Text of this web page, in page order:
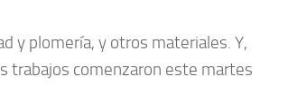
y plomería, y otros materiales. Y,
trabajos comenzaron este martes